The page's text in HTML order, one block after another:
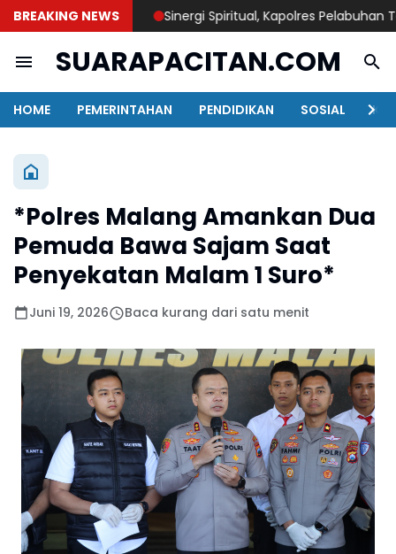
BREAKING NEWS Sinergi Spiritual, Kapolres Pelabuhan
SUARAPACITAN.COM
HOME PEMERINTAHAN PENDIDIKAN SOSIAL
*Polres Malang Amankan Dua
Pemuda Bawa Sajam Saat
Penyekatan Malam 1 Suro*
Juni 19, 2026 Baca kurang dari satu menit